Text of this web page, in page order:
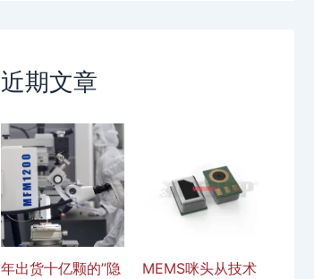
近期文章
年出货十亿颗的”隐
MEMS咪头从技术